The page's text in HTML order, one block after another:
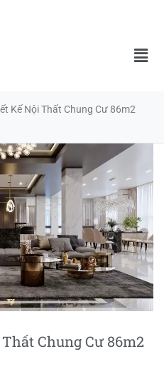
Kế Nội Thất Chung Cư 86m2
Chung Cư 86m2